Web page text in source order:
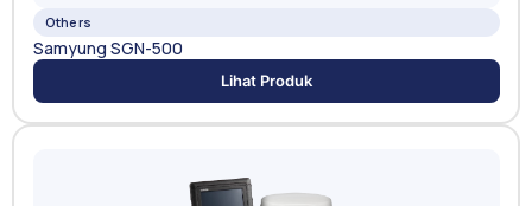
Others
Samyung SGN-500
Lihat Produk